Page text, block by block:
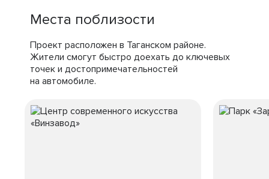
Места поблизости
Проект расположен в Таганском районе.
Жители смогут быстро доехать до ключевых
точек и достопримечательностей
на автомобиле.